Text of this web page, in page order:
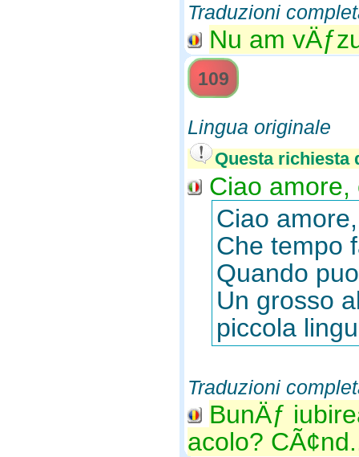
Traduzioni
Nu am
109
Lingua originale
Questa richiesta
Ciao
Ciao
Che tempo
Quando
Un grosso
piccola
Traduzioni
BunÄƒ
acolo?